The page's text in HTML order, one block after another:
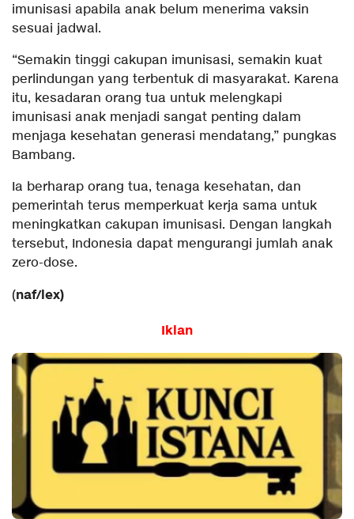
imunisasi apabila anak belum menerima vaksin
sesuai jadwal.
“Semakin tinggi cakupan imunisasi, semakin kuat
perlindungan yang terbentuk di masyarakat. Karena
itu, kesadaran orang tua untuk melengkapi
imunisasi anak menjadi sangat penting dalam
menjaga kesehatan generasi mendatang,” pungkas
Bambang.
Ia berharap orang tua, tenaga kesehatan, dan
pemerintah terus memperkuat kerja sama untuk
meningkatkan cakupan imunisasi. Dengan langkah
tersebut, Indonesia dapat mengurangi jumlah anak
zero-dose.
(naf/lex)
Iklan